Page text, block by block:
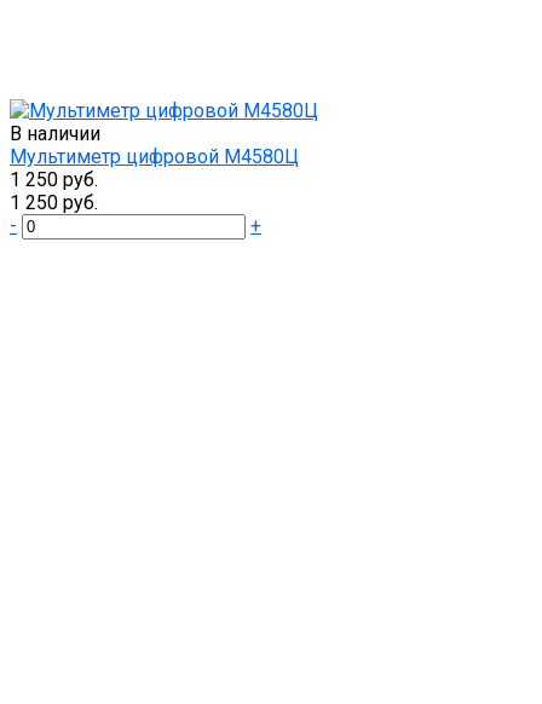
В наличии
Мультиметр цифровой М4580Ц
1 250 руб.
1 250 руб.
-
+